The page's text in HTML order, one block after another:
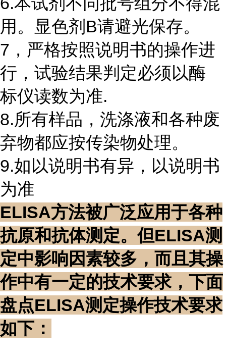
用。显色剂B请避光保存。
7，严格按照说明书的操作进
行，试验结果判定必须以酶
标仪读数为准.
8.所有样品，洗涤液和各种废
弃物都应按传染物处理。
9.如以说明书有异，以说明书
为准
ELISA方法被广泛应用于各种
抗原和抗体测定。但ELISA测
定中影响因素较多，而且其操
作中有一定的技术要求，下面
盘点ELISA测定操作技术要求
如下：